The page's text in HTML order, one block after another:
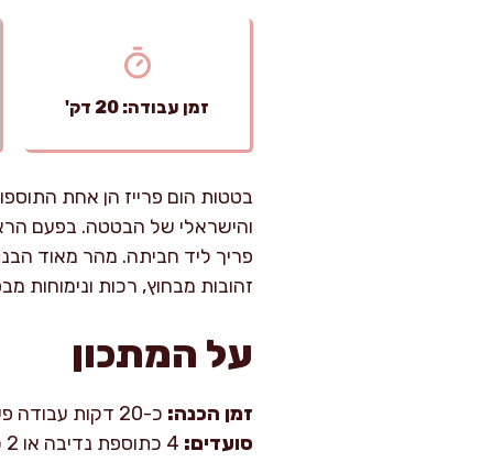
זמן עבודה: 20 דק'
בטטות הום פרייז הן אחת
והישראלי של הבטטה. בפעם
פריך ליד חביתה. מהר מאוד
זהובות מבחוץ, רכות
על המתכון
זמן הכנה: כ-20 דקות עבודה פעילה.
סועדים: